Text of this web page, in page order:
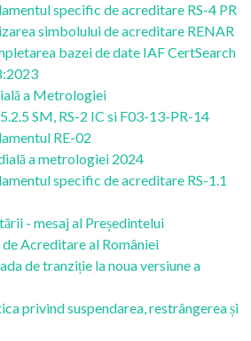
specific de acreditare RS-4 PR
simbolului de acreditare RENAR
bazei de date IAF CertSearch
a Metrologiei
SM, RS-2 IC si F03-13-PR-14
RE-02
a metrologiei 2024
specific de acreditare RS-1.1
- mesaj al Președintelui
Acreditare al României
de tranziție la noua versiune a
privind suspendarea, restrângerea și